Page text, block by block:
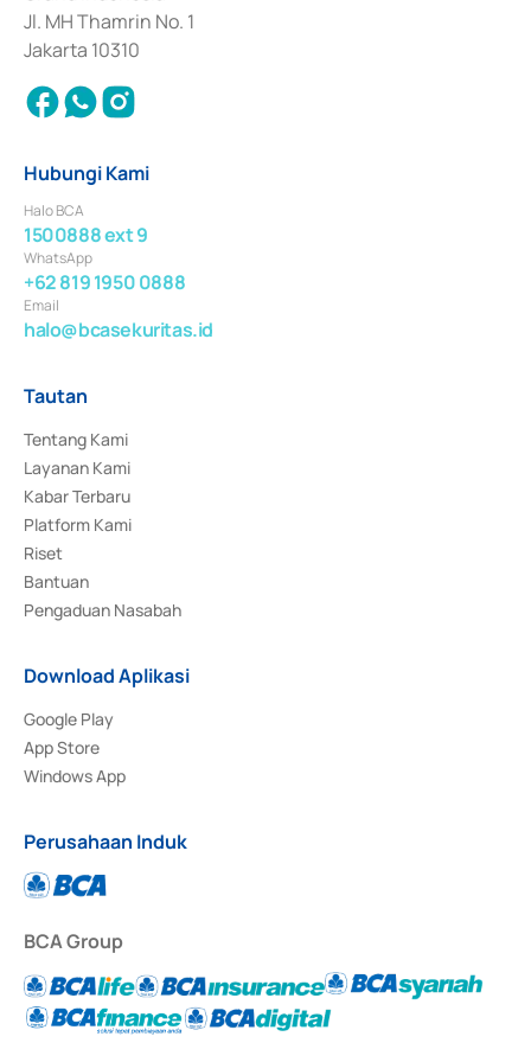
Jl. MH Thamrin No. 1
Jakarta 10310
Hubungi Kami
Halo BCA
1500888 ext 9
WhatsApp
+62 819 1950 0888
Email
halo@bcasekuritas.id
Tautan
Tentang Kami
Layanan Kami
Kabar Terbaru
Platform Kami
Riset
Bantuan
Pengaduan Nasabah
Download Aplikasi
Google Play
App Store
Windows App
Perusahaan Induk
BCA Group